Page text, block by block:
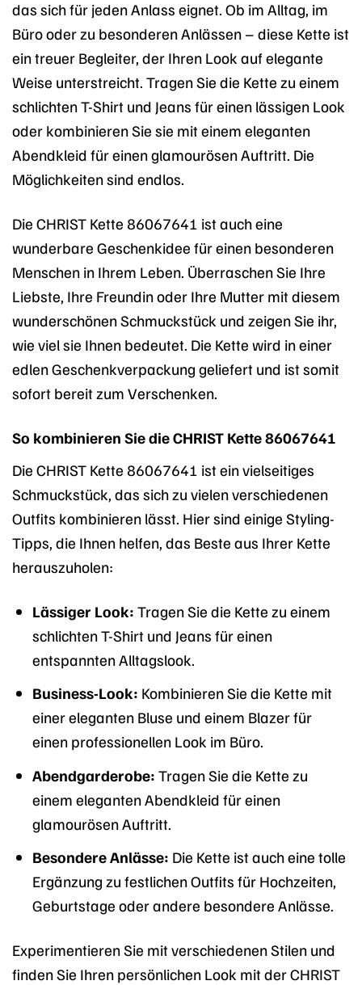
das sich für jeden Anlass eignet. Ob im Alltag, im
Büro oder zu besonderen Anlässen – diese Kette ist
ein treuer Begleiter, der Ihren Look auf elegante
Weise unterstreicht. Tragen Sie die Kette zu einem
schlichten T-Shirt und Jeans für einen lässigen Look
oder kombinieren Sie sie mit einem eleganten
Abendkleid für einen glamourösen Auftritt. Die
Möglichkeiten sind endlos.
Die CHRIST Kette 86067641 ist auch eine
wunderbare Geschenkidee für einen besonderen
Menschen in Ihrem Leben. Überraschen Sie Ihre
Liebste, Ihre Freundin oder Ihre Mutter mit diesem
wunderschönen Schmuckstück und zeigen Sie ihr,
wie viel sie Ihnen bedeutet. Die Kette wird in einer
edlen Geschenkverpackung geliefert und ist somit
sofort bereit zum Verschenken.
So kombinieren Sie die CHRIST Kette 86067641
Die CHRIST Kette 86067641 ist ein vielseitiges
Schmuckstück, das sich zu vielen verschiedenen
Outfits kombinieren lässt. Hier sind einige Styling-
Tipps, die Ihnen helfen, das Beste aus Ihrer Kette
herauszuholen:
Lässiger Look: Tragen Sie die Kette zu einem
schlichten T-Shirt und Jeans für einen
entspannten Alltagslook.
Business-Look: Kombinieren Sie die Kette mit
einer eleganten Bluse und einem Blazer für
einen professionellen Look im Büro.
Abendgarderobe: Tragen Sie die Kette zu
einem eleganten Abendkleid für einen
glamourösen Auftritt.
Besondere Anlässe: Die Kette ist auch eine tolle
Ergänzung zu festlichen Outfits für Hochzeiten,
Geburtstage oder andere besondere Anlässe.
Experimentieren Sie mit verschiedenen Stilen und
finden Sie Ihren persönlichen Look mit der CHRIST